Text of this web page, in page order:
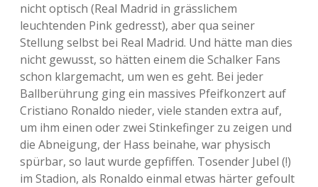
nicht optisch (Real Madrid in grässlichem
leuchtenden Pink gedresst), aber qua seiner
Stellung selbst bei Real Madrid. Und hätte man dies
nicht gewusst, so hätten einem die Schalker Fans
schon klargemacht, um wen es geht. Bei jeder
Ballberührung ging ein massives Pfeifkonzert auf
Cristiano Ronaldo nieder, viele standen extra auf,
um ihm einen oder zwei Stinkefinger zu zeigen und
die Abneigung, der Hass beinahe, war physisch
spürbar, so laut wurde gepfiffen. Tosender Jubel (!)
im Stadion, als Ronaldo einmal etwas härter gefoult